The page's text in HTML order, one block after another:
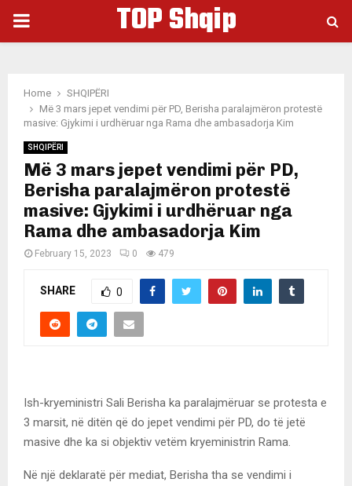
PRIMARY
TOP Shqip
Home
SHQIPËRI
Më 3 mars jepet vendimi për PD, Berisha paralajmëron protestë
masive: Gjykimi i urdhëruar nga Rama dhe ambasadorja Kim
SHQIPËRI
Më 3 mars jepet vendimi për PD,
Berisha paralajmëron protestë
masive: Gjykimi i urdhëruar nga
Rama dhe ambasadorja Kim
February 15, 2023 0 479
SHARE 0
Ish-kryeministri Sali Berisha ka paralajmëruar se protesta e
3 marsit, në ditën që do jepet vendimi për PD, do të jetë
masive dhe ka si objektiv vetëm kryeministrin Rama.
Në një deklaratë për mediat, Berisha tha se vendimi i